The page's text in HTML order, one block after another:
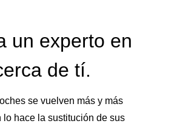
un experto en
de tí.
se vuelven más y más
lo hace la sustitución de sus